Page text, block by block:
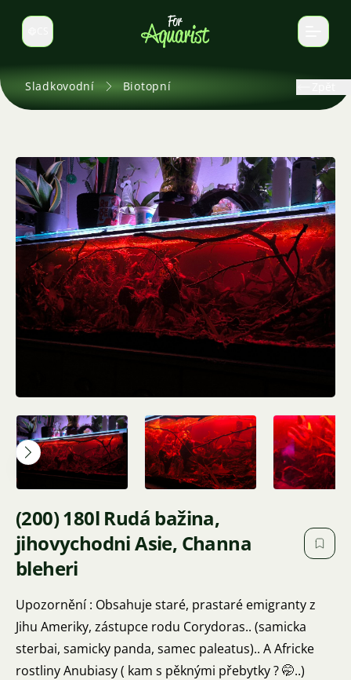
Select language
Sladkovodní Biotopní
(200) 180l Rudá bažina,
jihovychodni Asie, Channa
bleheri
Upozornění : Obsahuje staré, prastaré emigranty z
Jihu Ameriky, zástupce rodu Corydoras.. (samicka
sterbai, samicky panda, samec paleatus).. A Africke
rostliny Anubiasy ( kam s pěknými přebytky ? 🤭..)